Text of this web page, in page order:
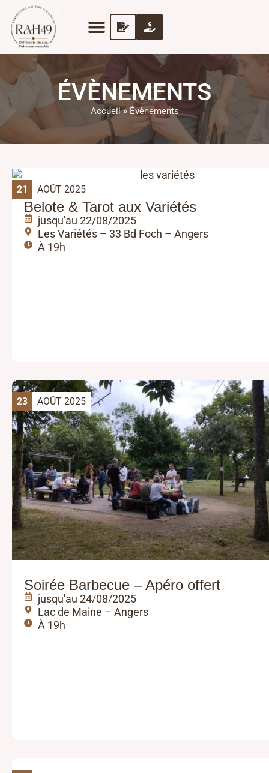
ÉVÈNEMENTS
Accueil» Évènements
21 AOÛT 2025
Belote & Tarot aux Variétés
jusqu'au 22/08/2025
Les Variétés – 33 Bd Foch – Angers
À 19h
23 AOÛT 2025
Soirée Barbecue – Apéro offert
jusqu'au 24/08/2025
Lac de Maine – Angers
À 19h